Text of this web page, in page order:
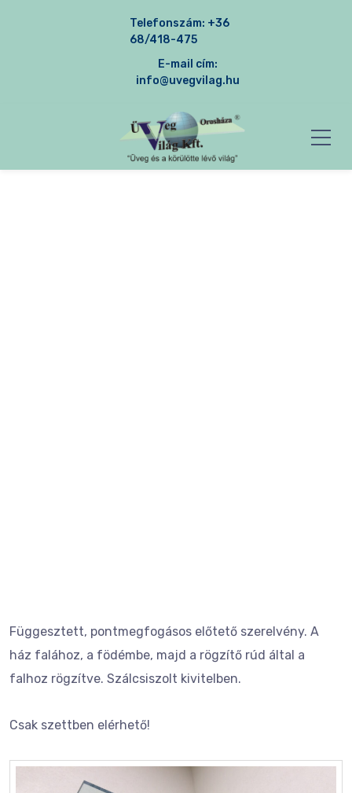
Telefonszám: +36
68/418-475
E-mail cím:
info@uvegvilag.hu
Függesztett, pontmegfogásos előtető szerelvény. A
ház falához, a födémbe, majd a rögzítő rúd által a
falhoz rögzítve. Szálcsiszolt kivitelben.
Csak szettben elérhető!